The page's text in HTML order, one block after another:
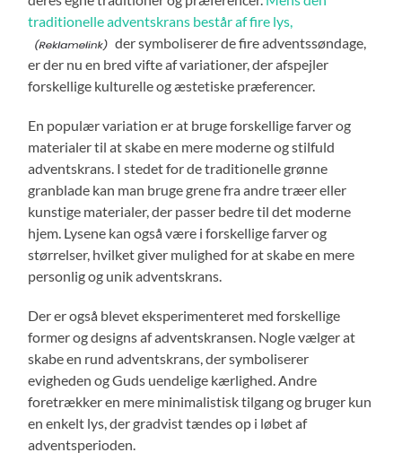
traditionelle adventskrans består af fire lys,
der symboliserer de fire adventssøndage,
er der nu en bred vifte af variationer, der afspejler
forskellige kulturelle og æstetiske præferencer.
En populær variation er at bruge forskellige farver og
materialer til at skabe en mere moderne og stilfuld
adventskrans. I stedet for de traditionelle grønne
granblade kan man bruge grene fra andre træer eller
kunstige materialer, der passer bedre til det moderne
hjem. Lysene kan også være i forskellige farver og
størrelser, hvilket giver mulighed for at skabe en mere
personlig og unik adventskrans.
Der er også blevet eksperimenteret med forskellige
former og designs af adventskransen. Nogle vælger at
skabe en rund adventskrans, der symboliserer
evigheden og Guds uendelige kærlighed. Andre
foretrækker en mere minimalistisk tilgang og bruger kun
en enkelt lys, der gradvist tændes op i løbet af
adventsperioden.